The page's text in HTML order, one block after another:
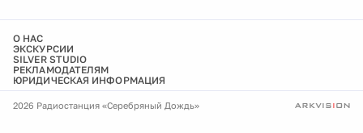
О НАС
ЭКСКУРСИИ
SILVER STUDIO
РЕКЛАМОДАТЕЛЯМ
ЮРИДИЧЕСКАЯ ИНФОРМАЦИЯ
2026 Радиостанция «Серебряный Дождь»